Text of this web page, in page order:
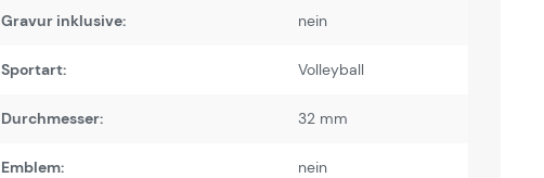
Gravur inklusive: nein
Sportart: Volleyball
Durchmesser: 32 mm
Emblem: nein